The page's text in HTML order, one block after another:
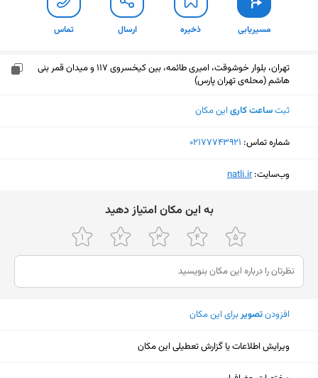
مسیریابی ذخیره ارسال تماس
تهران، بلوار خوشوقت، امیری طائمه، بین کیخسروی 117 و میدان قمر بنی
هاشم (محله‌ی تهران پارس)
ثبتساعت کاری این مکان
شماره تماس: ‎02177743921
وب‌سایت:‎natli.ir
ﺑﻪ اﯾﻦ ﻣﮑﺎن اﻣﺘﯿﺎز دﻫﯿﺪ
افزودنتصویربرای این مکان
ویرایش اطلاعات یا گزارش تعطیلی این مکان